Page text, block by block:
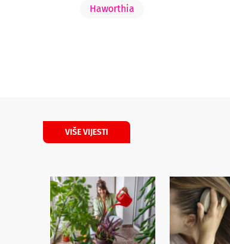
Haworthia
VIŠE VIJESTI